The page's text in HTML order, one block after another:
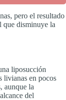
pero el resultado
que disminuye la
liposucción
livianas en pocos
aunque la
del